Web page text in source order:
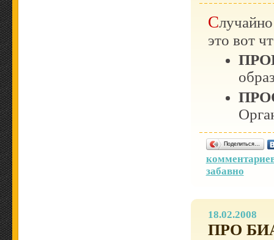
это вот
Поделиться…
забавно
18.02.2008
ПРО